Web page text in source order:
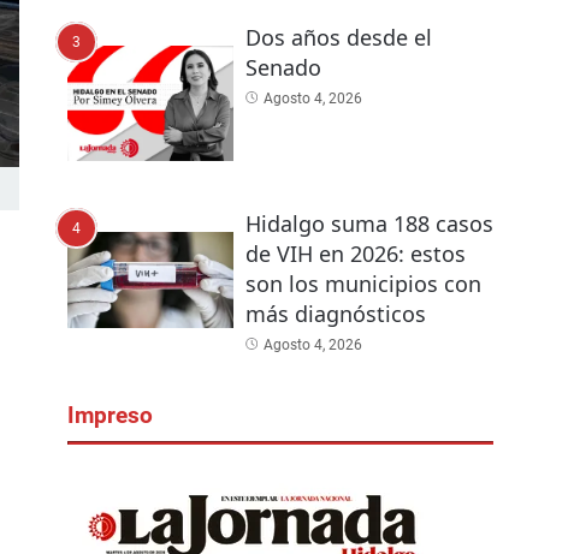
3
Dos años desde el
Senado
Agosto 4, 2026
4
Hidalgo suma 188 casos
de VIH en 2026: estos
son los municipios con
más diagnósticos
Agosto 4, 2026
Impreso